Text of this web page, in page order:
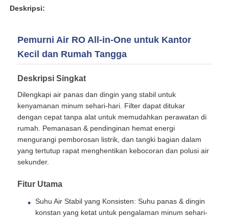
Wisata pabrik
Kontrol kualitas
Hubungi kami
Berita
Sistem RO
Pelembut air
Deskripsi:
Pemurni Air RO All-in-One untuk Kantor
Kecil dan Rumah Tangga
Deskripsi Singkat
Dilengkapi air panas dan dingin yang stabil untuk
kenyamanan minum sehari-hari. Filter dapat ditukar
dengan cepat tanpa alat untuk memudahkan perawatan di
rumah. Pemanasan & pendinginan hemat energi
mengurangi pemborosan listrik, dan tangki bagian dalam
yang tertutup rapat menghentikan kebocoran dan polusi air
sekunder.
Fitur Utama
Suhu Air Stabil yang Konsisten: Suhu panas & dingin
konstan yang ketat untuk pengalaman minum sehari-